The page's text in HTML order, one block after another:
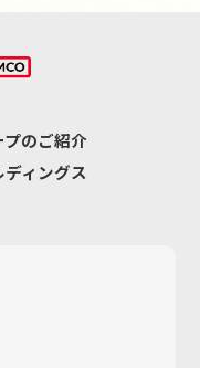
のご紹介
ィングス